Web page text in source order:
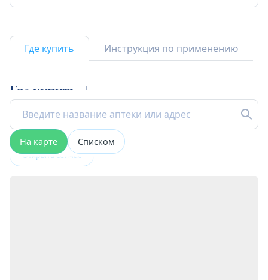
Где купить Инструкция по применению
Где купить 1
На карте Списком
Открыта сейчас